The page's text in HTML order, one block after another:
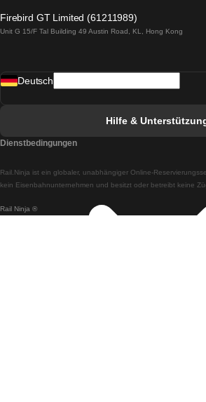
Züge von Lissabon nach
Züge von Lissabon nach
Züge von Braga nach
Firebird GT Limited (61211989)
Unit G 15/F Tal Building 49 Austin Road, KL, Hong Kong
Rail Ninja ®
Rail.Ninja ist ein globaler, unabhängiger Online-
kein Eisenbahnunternehmen und besitzt oder betreibt keine
Deutsch
Hilfe &
Dienstbedingungen